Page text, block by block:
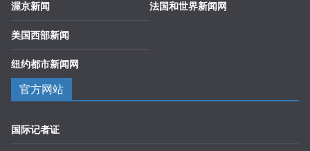
渥京新闻
美国西部新闻
纽约都市新闻网
法国和世界新闻网
官方网站
国际记者证